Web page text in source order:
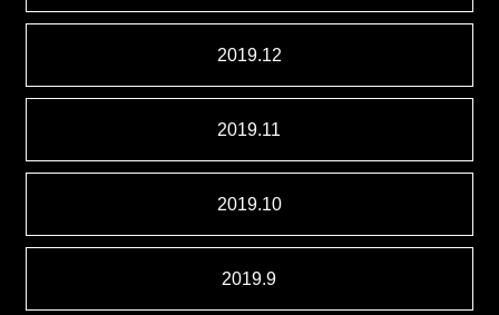
2019.12
2019.11
2019.10
2019.9